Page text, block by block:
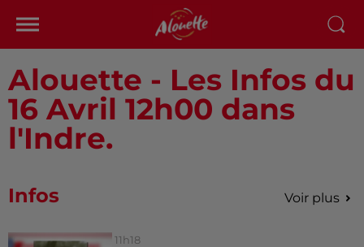
Alouette - Les Infos du
16 Avril 12h00 dans
l'Indre.
Infos Voir plus
11h18